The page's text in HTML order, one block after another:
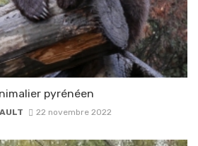
pyrénéen
22 novembre 2022